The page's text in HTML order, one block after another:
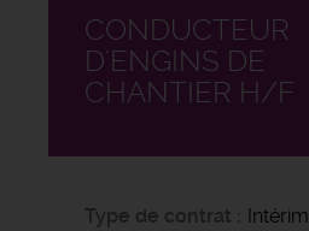
CONDUCTEUR
D'ENGINS DE
CHANTIER H/F
Type de contrat
Intérim